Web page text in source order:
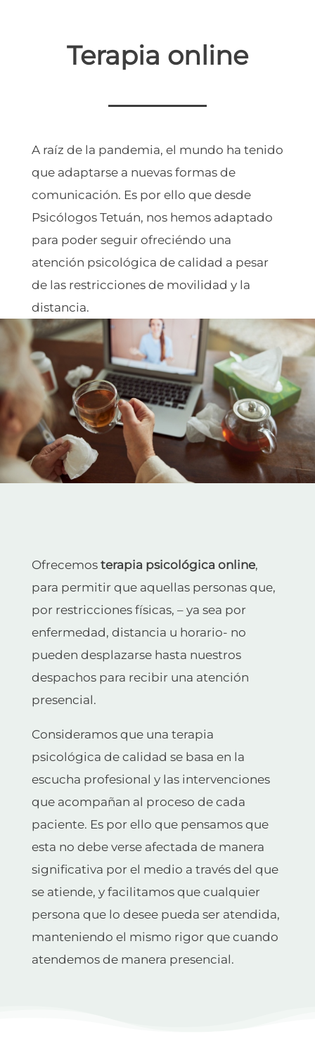
Terapia online
A raíz de la pandemia, el mundo ha tenido
que adaptarse a nuevas formas de
comunicación. Es por ello que desde
Psicólogos Tetuán, nos hemos adaptado
para poder seguir ofreciéndo una
atención psicológica de calidad a pesar
de las restricciones de movilidad y la
distancia.
Ofrecemos terapia psicológica online,
para permitir que aquellas personas que,
por restricciones físicas, – ya sea por
enfermedad, distancia u horario- no
pueden desplazarse hasta nuestros
despachos para recibir una atención
presencial.
Consideramos que una terapia
psicológica de calidad se basa en la
escucha profesional y las intervenciones
que acompañan al proceso de cada
paciente. Es por ello que pensamos que
esta no debe verse afectada de manera
significativa por el medio a través del que
se atiende, y facilitamos que cualquier
persona que lo desee pueda ser atendida,
manteniendo el mismo rigor que cuando
atendemos de manera presencial.